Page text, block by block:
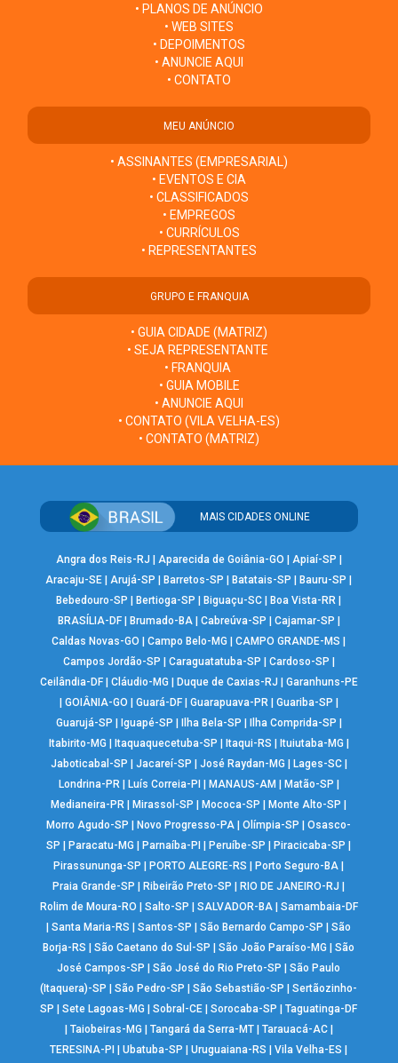
• PLANOS DE ANÚNCIO
• WEB SITES
• DEPOIMENTOS
• ANUNCIE AQUI
• CONTATO
MEU ANÚNCIO
• ASSINANTES (EMPRESARIAL)
• EVENTOS E CIA
• CLASSIFICADOS
• EMPREGOS
• CURRÍCULOS
• REPRESENTANTES
GRUPO E FRANQUIA
• GUIA CIDADE (MATRIZ)
• SEJA REPRESENTANTE
• FRANQUIA
• GUIA MOBILE
• ANUNCIE AQUI
• CONTATO (VILA VELHA-ES)
• CONTATO (MATRIZ)
MAIS CIDADES ONLINE
Angra dos Reis-RJ Aparecida de Goiânia-GO Apiaí-SP
Aracaju-SE |Arujá-SP Barretos-SP Batatais-SP Bauru-SP
Bebedouro-SP
Bertioga-SP Biguaçu-SC Boa Vista-RR
BRASÍLIA-DF| Brumado-BA| Cabreúva-SP Cajamar-SP
Caldas Novas-GO
|Campo Belo-MG |CAMPO GRANDE-MS
Campos Jordão-SP
Caraguatatuba-SP Cardoso-SP
Ceilândia-DF| Cláudio-MG Duque de Caxias-RJ
Garanhuns-PE
GOIÂNIA-GO Guará-DF| Guarapuava-PR| Guariba-SP
Guarujá-SP
Iguapé-SP Ilha Bela-SP Ilha Comprida-SP
Itabirito-MG
Itaquaquecetuba-SP Itaqui-RS Ituiutaba-MG
Jaboticabal-SP
Jacareí-SP José Raydan-MG Lages-SC|
Londrina-PR| Luís Correia-PI MANAUS-AM Matão-SP
Medianeira-PR
Mirassol-SP Mococa-SP Monte Alto-SP
Morro Agudo-SP
Novo Progresso-PA |Olímpia-SP |Osasco-
SP
Paracatu-MG Parnaíba-PI Peruíbe-SP Piracicaba-SP
Pirassununga-SP
PORTO ALEGRE-RS Porto Seguro-BA
Praia Grande-SP
Ribeirão Preto-SP RIO DE JANEIRO-RJ
Rolim de Moura-RO
Salto-SP SALVADOR-BA| Samambaia-DF
|Santa Maria-RS |Santos-SP |São Bernardo Campo-SP |São
Borja-RS
|São Caetano do Sul-SP |São João Paraíso-MG |São
José Campos-SP
|São José do Rio Preto-SP |São Paulo
(Itaquera)-SP
|São Pedro-SP |São Sebastião-SP |Sertãozinho-
SP
|Sete Lagoas-MG |Sobral-CE |Sorocaba-SP |Taguatinga-DF
Taiobeiras-MG Tangará da Serra-MT| Tarauacá-AC|
TERESINA-PI
|Ubatuba-SP |Uruguaiana-RS |Vila Velha-ES